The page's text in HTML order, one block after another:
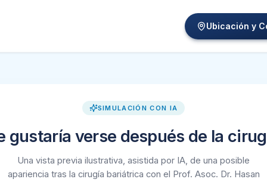
Ubicación y
Artificial
y el procedimiento que te interesa (manga gástrica,
por inteligencia artificial, no una promesa de
SIMULACIÓN CON IA
gustaría verse después de la
Una vista previa ilustrativa, asistida por IA, de una posible
apariencia tras la cirugía bariátrica con el Prof. Asoc. Dr. Hasan